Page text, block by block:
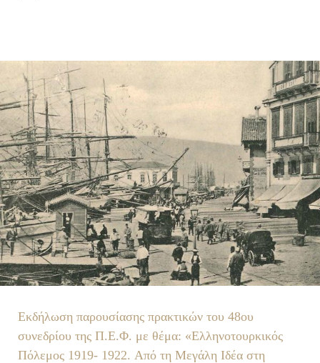
Εκδήλωση παρουσίασης πρακτικών του 48ου
συνεδρίου της Π.Ε.Φ. με θέμα: «Ελληνοτουρκικός
Πόλεμος 1919- 1922. Από τη Μεγάλη Ιδέα στη